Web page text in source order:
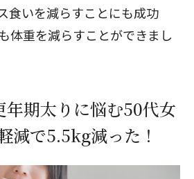
食いを減らすことにも成功
体重を減らすことができまし
年期太りに悩む50代女
減で5.5kg減った！